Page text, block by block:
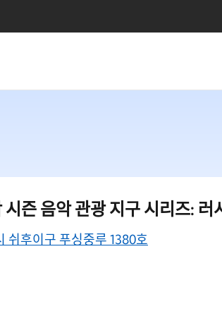
즌 음악 관광 지구 시리즈: 러
쉬후이구 푸싱중루 1380호